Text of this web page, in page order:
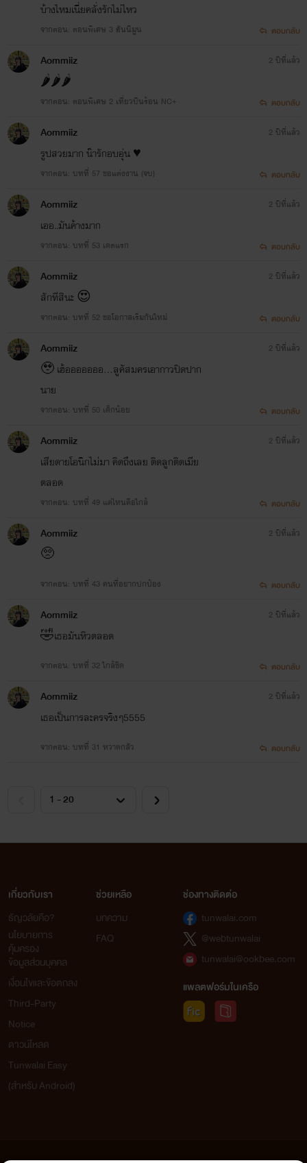
บ้างไหมเนี่ยคลั่งรักไม่ไหว
จากตอน: ตอนพิเศษ 3 ฮันนีมูน ตอบกลับ
Aommiiz
🌶️🌶️🌶️
จากตอน: ตอนพิเศษ 2 เที่ยวบินร้อน NC+
2 ปีที่แล้ว
ตอบกลับ
Aommiiz
รูปสวยมาก น๊ารักอบอุ่น ♥️
จากตอน: บทที่ 57 ขอแต่งงาน (จบ)
2 ปีที่แล้ว
ตอบกลับ
Aommiiz
เออ..มันค้างมาก
จากตอน: บทที่ 53 เดตแรก
2 ปีที่แล้ว
ตอบกลับ
Aommiiz
สักทีสินะ 😍
จากตอน: บทที่ 52 ขอโอกาสเริ่มกันใหม่
2 ปีที่แล้ว
ตอบกลับ
Aommiiz
🥹 เฮ้อออออออ...ลูคัสมครเอากาวปิดปาก
นาย
จากตอน: บทที่ 50 เด็กน้อย
2 ปีที่แล้ว
ตอบกลับ
Aommiiz
เสียดายโอนิกไม่มา คิดถึงเลย ติดลูกติดเมีย
ตลอด
จากตอน: บทที่ 49 แค่ไหนคือใกล้
2 ปีที่แล้ว
ตอบกลับ
Aommiiz
🥺
จากตอน: บทที่ 43 คนที่อยากปกป้อง
2 ปีที่แล้ว
ตอบกลับ
Aommiiz
🤣เธอมันหิวตลอด
จากตอน: บทที่ 32 ใกล้ชิด
2 ปีที่แล้ว
ตอบกลับ
Aommiiz
เธอเป็นการละครจริงๆ5555
จากตอน: บทที่ 31 หวาดกลัว
2 ปีที่แล้ว
ตอบกลับ
เกี่ยวกับเรา
ธัญวลัยคือ?
นโยบายการ
คุ้มครอง
ข้อมูลส่วนบุคคล
เงื่อนไขและข้อตกลง
Third-Party
Notice
ดาวน์โหลด
Tunwalai Easy
(สำหรับ Android)
ช่วยเหลือ
บทความ
FAQ
ช่องทางติดต่อ
tunwalai.com
@webtunwalai
tunwalai@ookbee.com
แพลตฟอร์มในเครือ